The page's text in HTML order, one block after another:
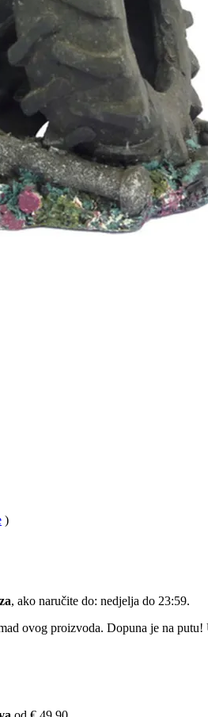
)
, ako naručite do: nedjelja do 23:59.
ovog proizvoda. Dopuna je na